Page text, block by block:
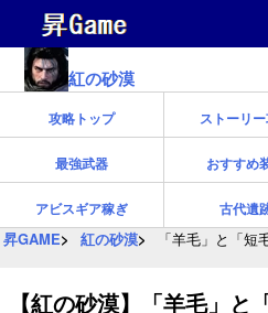
紅の砂漠
攻略トップ ストーリ
最強武器 おすすめ
アビスギア稼ぎ 古代遺
昇GAME 紅の砂漠 「羊毛」と「短
【紅の砂漠】「羊毛」